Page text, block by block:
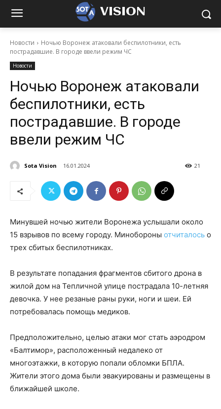
VISION
Новости
Ночью Воронеж атаковали беспилотники, есть
пострадавшие. В городе ввели режим ЧС
Новости
Ночью Воронеж атаковали
беспилотники, есть
пострадавшие. В городе
ввели режим ЧС
Sota Vision 16.01.2024 21
Минувшей ночью жители Воронежа услышали около
15 взрывов по всему городу. Минобороны отчиталось о
трех сбитых беспилотниках.
В результате попадания фрагментов сбитого дрона в
жилой дом на Тепличной улице пострадала 10-летняя
девочка. У нее резаные раны руки, ноги и шеи. Ей
потребовалась помощь медиков.
Предположительно, целью атаки мог стать аэродром
«Балтимор», расположенный недалеко от
многоэтажки, в которую попали обломки БПЛА.
Жители этого дома были эвакуированы и размещены в
ближайшей школе.